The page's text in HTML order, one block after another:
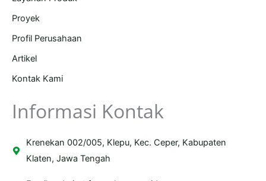
Proyek
Profil Perusahaan
Artikel
Kontak Kami
Informasi Kontak
Krenekan 002/005, Klepu, Kec. Ceper, Kabupaten
Klaten, Jawa Tengah